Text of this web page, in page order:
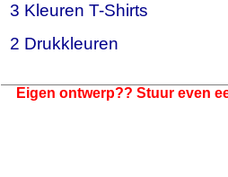
3 Kleuren T-Shirts
2 Drukkleuren
Eigen ontwerp?? Stuur even